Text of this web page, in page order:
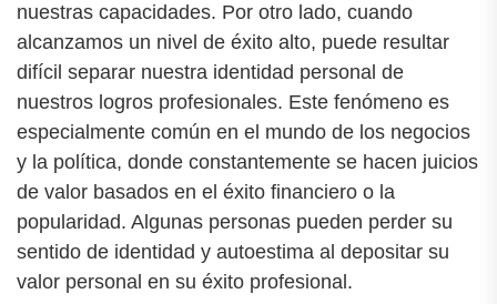
nuestras capacidades. Por otro lado, cuando
alcanzamos un nivel de éxito alto, puede resultar
difícil separar nuestra identidad personal de
nuestros logros profesionales. Este fenómeno es
especialmente común en el mundo de los negocios
y la política, donde constantemente se hacen juicios
de valor basados en el éxito financiero o la
popularidad. Algunas personas pueden perder su
sentido de identidad y autoestima al depositar su
valor personal en su éxito profesional.